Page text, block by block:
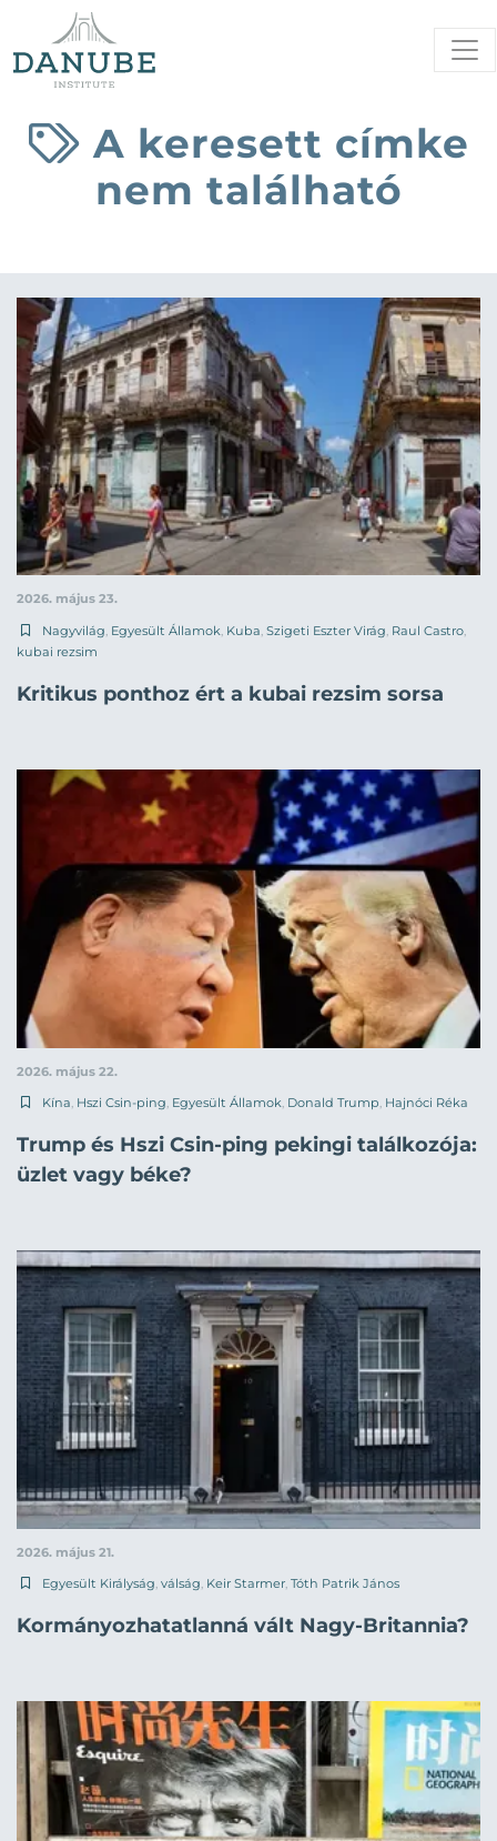
A keresett címke
nem található
2026. május 23.
Nagyvilág Egyesült Államok Kuba Szigeti Eszter Virág Raul Castro
kubai rezsim
Kritikus ponthoz ért a kubai rezsim sorsa
2026. május 22.
Kína Hszi Csin-ping Egyesült Államok Donald Trump Hajnóci Réka
Trump és Hszi Csin-ping pekingi találkozója:
üzlet vagy béke?
2026. május 21.
Egyesült Királyság, válság, Keir Starmer, Tóth Patrik János
Kormányozhatatlanná vált Nagy-Britannia?